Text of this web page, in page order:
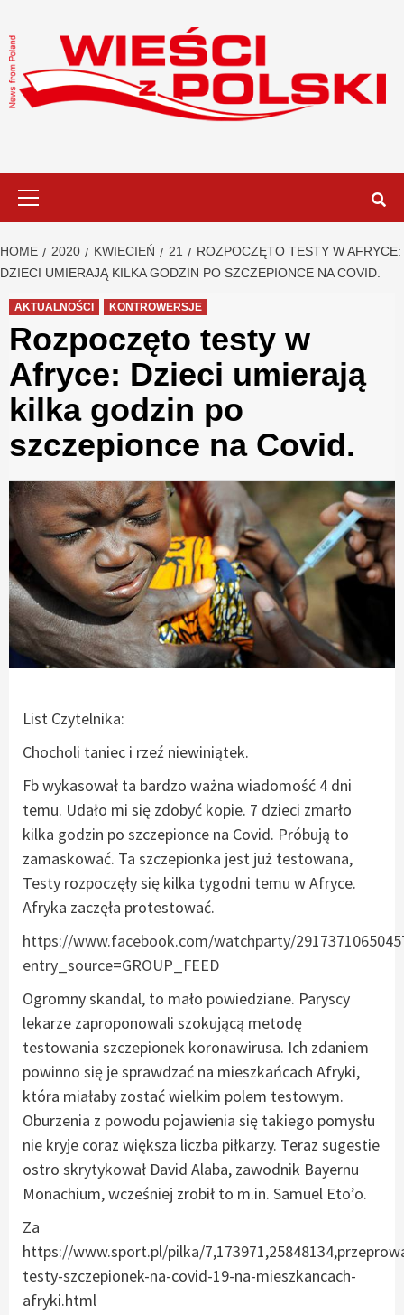
to
content
HOME 2020 KWIECIEŃ 21
ROZPOCZĘTO TESTY W AFRYCE:
DZIECI UMIERAJĄ KILKA GODZIN PO SZCZEPIONCE NA COVID.
AKTUALNOŚCI KONTROWERSJE
Rozpoczęto testy w
Afryce: Dzieci umierają
kilka godzin po
szczepionce na Covid.
List Czytelnika:
Chocholi taniec i rzeź niewiniątek.
Fb wykasował ta bardzo ważna wiadomość 4 dni
temu. Udało mi się zdobyć kopie. 7 dzieci zmarło
kilka godzin po szczepionce na Covid. Próbują to
zamaskować. Ta szczepionka jest już testowana,
Testy rozpoczęły się kilka tygodni temu w Afryce.
Afryka zaczęła protestować.
https://www.facebook.com/watchparty/
entry_source=GROUP_FEED
Ogromny skandal, to mało powiedziane. Paryscy
lekarze zaproponowali szokującą metodę
testowania szczepionek koronawirusa. Ich zdaniem
powinno się je sprawdzać na mieszkańcach Afryki,
która miałaby zostać wielkim polem testowym.
Oburzenia z powodu pojawienia się takiego pomysłu
nie kryje coraz większa liczba piłkarzy. Teraz sugestie
ostro skrytykował David Alaba, zawodnik Bayernu
Monachium, wcześniej zrobił to m.in. Samuel Eto’o.
Za
https://www.sport.pl/pilka/
testy-szczepionek-na-covid-19-na-mieszkancach-
afryki.html